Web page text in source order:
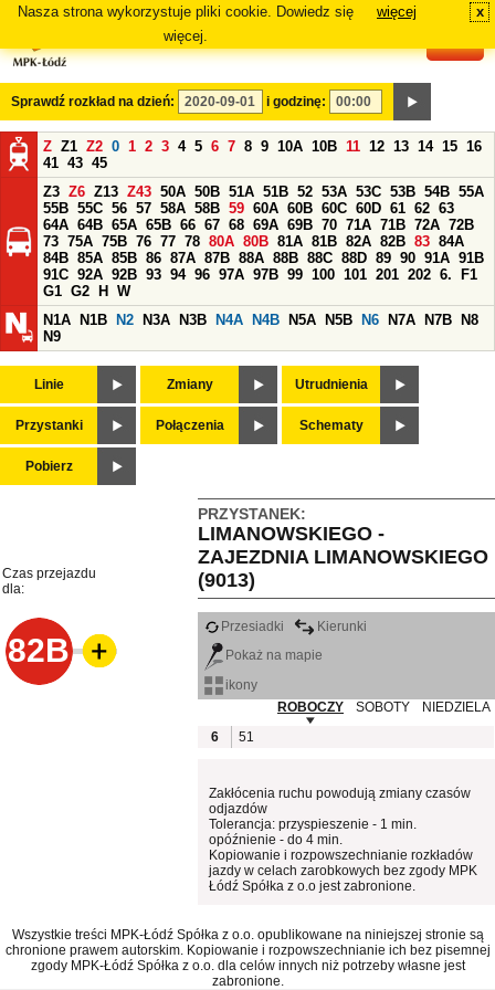
Nasza strona wykorzystuje pliki cookie. Dowiedz się
więcej.
więcej x
Sprawdź rozkład na dzień: i godzinę:
Z Z1 Z2 0 1 2 3 4 5 6 7 8 9 10A 10B 11 12 13 14 15 16
41 43 45
Z3 Z6 Z13 Z43 50A 50B 51A 51B 52 53A 53C 53B 54B 55A
55B 55C 56 57 58A 58B 59 60A 60B 60C 60D 61 62 63
64A 64B 65A 65B 66 67 68 69A 69B 70 71A 71B 72A 72B
73 75A 75B 76 77 78 80A 80B 81A 81B 82A 82B 83 84A
84B 85A 85B 86 87A 87B 88A 88B 88C 88D 89 90 91A 91B
91C 92A 92B 93 94 96 97A 97B 99 100 101 201 202 6.
F1
G1 G2 H
W
N1A
N1B N2 N3A N3B N4A N4B N5A N5B N6 N7A N7B
N8
N9
Linie Zmiany Utrudnienia
Przystanki Połączenia Schematy
Pobierz
PRZYSTANEK:
LIMANOWSKIEGO -
ZAJEZDNIA LIMANOWSKIEGO
(9013)
Czas przejazdu
dla:
82B
Przesiadki
Kierunki
Pokaż na mapie
ikony
ROBOCZY
SOBOTY
NIEDZIELA
6
51
Zakłócenia ruchu powodują zmiany czasów
odjazdów
Tolerancja: przyspieszenie - 1 min.
opóźnienie - do 4 min.
Kopiowanie i rozpowszechnianie rozkładów
jazdy w celach zarobkowych bez zgody MPK
Łódź Spółka z o.o jest zabronione.
Wszystkie treści MPK-Łódź Spółka z o.o. opublikowane na niniejszej stronie są
chronione prawem autorskim. Kopiowanie i rozpowszechnianie ich bez pisemnej
zgody MPK-Łódź Spółka z o.o. dla celów innych niż potrzeby własne jest
zabronione.